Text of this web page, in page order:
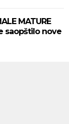
MATURE
saopštilo nove